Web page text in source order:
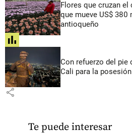
Flores que cruzan
que mueve US$ 380
antioqueño
share
Con refuerzo del pie
Cali para la
share
Te puede interesar